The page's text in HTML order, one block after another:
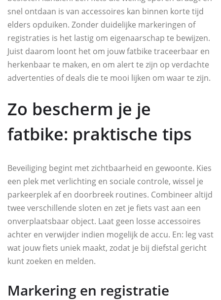
snel ontdaan is van accessoires kan binnen korte tijd
elders opduiken. Zonder duidelijke markeringen of
registraties is het lastig om eigenaarschap te bewijzen.
Juist daarom loont het om jouw fatbike traceerbaar en
herkenbaar te maken, en om alert te zijn op verdachte
advertenties of deals die te mooi lijken om waar te zijn.
Zo bescherm je je
fatbike: praktische tips
Beveiliging begint met zichtbaarheid en gewoonte. Kies
een plek met verlichting en sociale controle, wissel je
parkeerplek af en doorbreek routines. Combineer altijd
twee verschillende sloten en zet je fiets vast aan een
onverplaatsbaar object. Laat geen losse accessoires
achter en verwijder indien mogelijk de accu. En: leg vast
wat jouw fiets uniek maakt, zodat je bij diefstal gericht
kunt zoeken en melden.
Markering en registratie